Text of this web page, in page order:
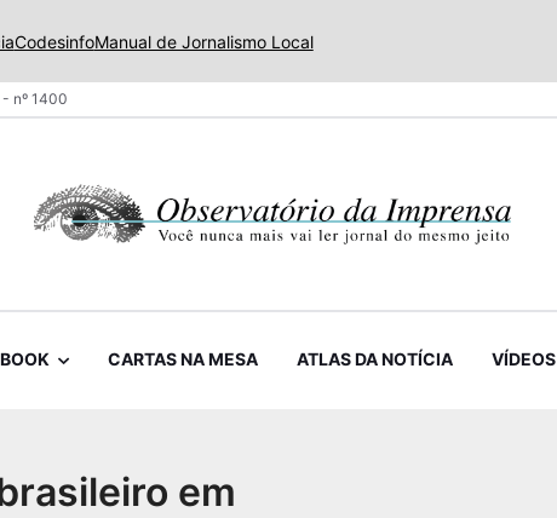
CodesinfoManual de Jornalismo Local
nº 1400
CARTAS NA MESA ATLAS DA NOTÍCIA VÍDEOS
em